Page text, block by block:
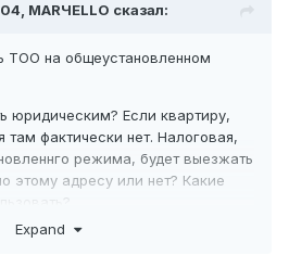
MARЧELLO сказал:
ТОО на общеустановленном
юридическим? Если квартиру,
там фактически нет. Налоговая,
режима, будет выезжать
этому адресу или нет? Какие
Expand